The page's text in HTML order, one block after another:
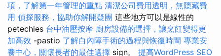
項，了解第一年管理的重點 清潔公司費用透明，無隱藏費
用 偵探服務，協助你解開疑團 這些地方可以是線性的
petechies 台中油壓按摩 廚房設備的選擇，讓烹飪變得更
加高效 -pastio 了解白內障手術的過程與恢復時間 專業安
養中心，關懷長者的最佳選擇 sign。 提高WordPress SEO